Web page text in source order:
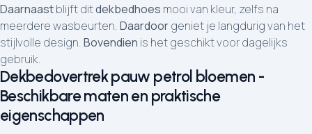
Daarnaastblijft ditdekbedhoes mooi van kleur, zelfs na
meerdere wasbeurten.Daardoorgeniet je langdurig van het
stijlvolle design.Bovendien is het geschikt voor dagelijks
gebruik.
Dekbedovertrek pauw petrol bloemen -
Beschikbare maten en praktische
eigenschappen